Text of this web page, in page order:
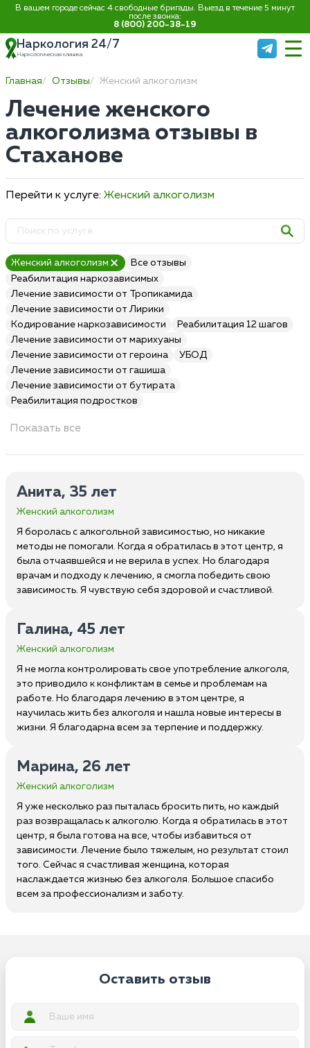
В вашем городе сейчас 4 свободные бригады. Выезд в течение 5 минут
после звонка:
8 (800) 200-38-19
Наркология 24/7
Наркологическая клиника
Главная Отзывы Женский алкоголизм
Лечение женского
алкоголизма отзывы в
Стаханове
Перейти к услуге: Женский алкоголизм
Женский алкоголизм
Все отзывы
Реабилитация наркозависимых
Лечение зависимости от Тропикамида
Лечение зависимости от Лирики
Кодирование наркозависимости
Реабилитация 12 шагов
Лечение зависимости от марихуаны
Лечение зависимости от героина
УБОД
Лечение зависимости от гашиша
Лечение зависимости от бутирата
Реабилитация подростков
Показать все
Анита, 35 лет
Женский алкоголизм
Я боролась с алкогольной зависимостью, но никакие
методы не помогали. Когда я обратилась в этот центр, я
была отчаявшейся и не верила в успех. Но благодаря
врачам и подходу к лечению, я смогла победить свою
зависимость. Я чувствую себя здоровой и счастливой.
Галина, 45 лет
Женский алкоголизм
Я не могла контролировать свое употребление алкоголя,
это приводило к конфликтам в семье и проблемам на
работе. Но благодаря лечению в этом центре, я
научилась жить без алкоголя и нашла новые интересы в
жизни. Я благодарна всем за терпение и поддержку.
Марина, 26 лет
Женский алкоголизм
Я уже несколько раз пыталась бросить пить, но каждый
раз возвращалась к алкоголю. Когда я обратилась в этот
центр, я была готова на все, чтобы избавиться от
зависимости. Лечение было тяжелым, но результат стоил
того. Сейчас я счастливая женщина, которая
наслаждается жизнью без алкоголя. Большое спасибо
всем за профессионализм и заботу.
Оставить отзыв